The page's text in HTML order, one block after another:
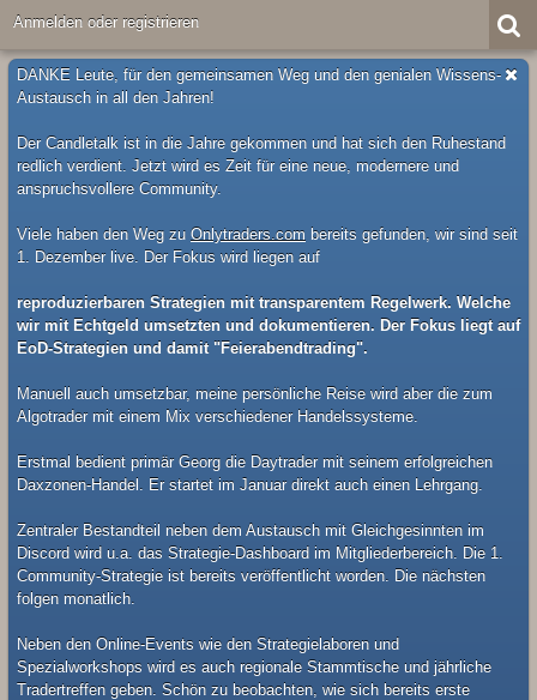
Anmelden oder registrieren
DANKE Leute, für den gemeinsamen Weg und den genialen Wissens-
Austausch in all den Jahren!
Der Candletalk ist in die Jahre gekommen und hat sich den Ruhestand
redlich verdient. Jetzt wird es Zeit für eine neue, modernere und
anspruchsvollere Community.
Viele haben den Weg zu Onlytraders.com bereits gefunden, wir sind seit
1. Dezember live. Der Fokus wird liegen auf
reproduzierbaren Strategien mit transparentem Regelwerk. Welche
wir mit Echtgeld umsetzten und dokumentieren. Der Fokus liegt auf
EoD-Strategien und damit "Feierabendtrading".
Manuell auch umsetzbar, meine persönliche Reise wird aber die zum
Algotrader mit einem Mix verschiedener Handelssysteme.
Erstmal bedient primär Georg die Daytrader mit seinem erfolgreichen
Daxzonen-Handel. Er startet im Januar direkt auch einen Lehrgang.
Zentraler Bestandteil neben dem Austausch mit Gleichgesinnten im
Discord wird u.a. das Strategie-Dashboard im Mitgliederbereich. Die 1.
Community-Strategie ist bereits veröffentlicht worden. Die nächsten
folgen monatlich.
Neben den Online-Events wie den Strategielaboren und
Spezialworkshops wird es auch regionale Stammtische und jährliche
Tradertreffen geben. Schön zu beobachten, wie sich bereits erste